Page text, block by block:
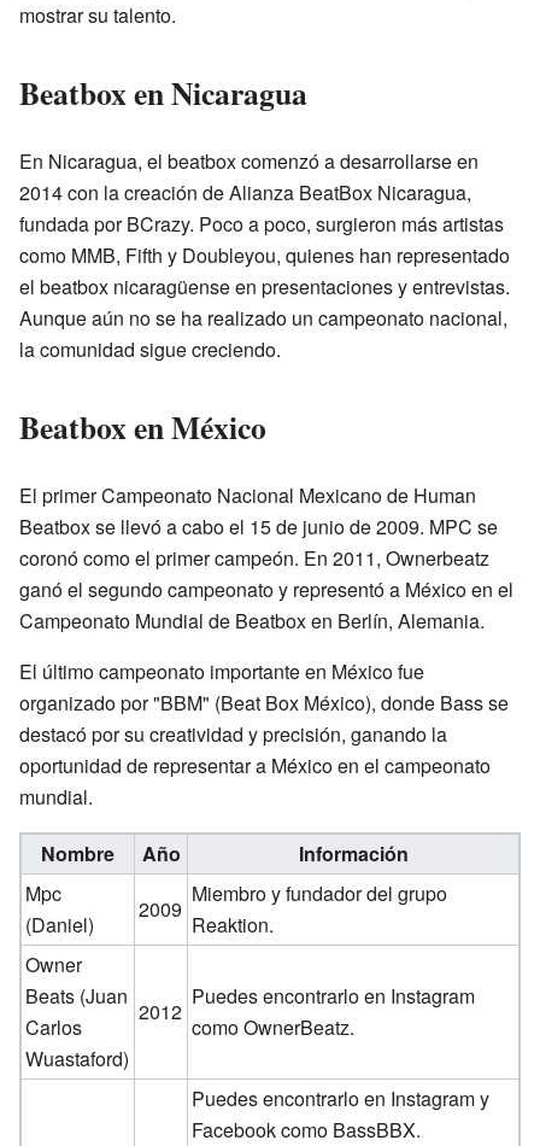
mostrar su talento.
Beatbox en Nicaragua
En Nicaragua, el beatbox comenzó a desarrollarse en
2014 con la creación de Alianza BeatBox Nicaragua,
fundada por BCrazy. Poco a poco, surgieron más artistas
como MMB, Fifth y Doubleyou, quienes han representado
el beatbox nicaragüense en presentaciones y entrevistas.
Aunque aún no se ha realizado un campeonato nacional,
la comunidad sigue creciendo.
Beatbox en México
El primer Campeonato Nacional Mexicano de Human
Beatbox se llevó a cabo el 15 de junio de 2009. MPC se
coronó como el primer campeón. En 2011, Ownerbeatz
ganó el segundo campeonato y representó a México en el
Campeonato Mundial de Beatbox en Berlín, Alemania.
El último campeonato importante en México fue
organizado por "BBM" (Beat Box México), donde Bass se
destacó por su creatividad y precisión, ganando la
oportunidad de representar a México en el campeonato
mundial.
Nombre Año
Información
Mpc
(Daniel)
2009
Miembro y fundador del grupo
Reaktion.
Owner
Beats (Juan
Carlos
Wuastaford)
2012
Puedes encontrarlo en Instagram
como OwnerBeatz.
Puedes encontrarlo en Instagram y
Facebook como BassBBX.